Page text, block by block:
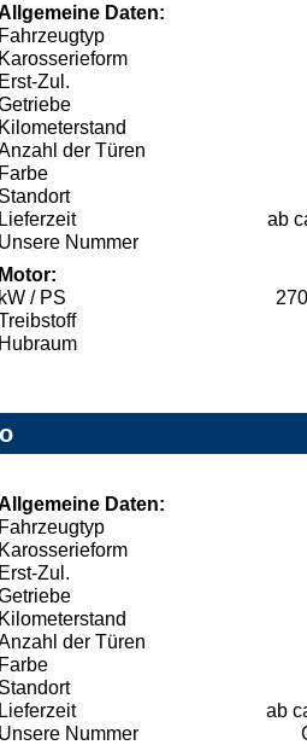
Daten:
Fahrzeugtyp
Karosserieform
Erst-Zul.
Kilometerstand
der Türen
Farbe
Standort
Lieferzeit
ab
Unsere Nummer
Motor:
kW / PS
Hubraum
Daten:
Fahrzeugtyp
Karosserieform
Erst-Zul.
Kilometerstand
der Türen
Farbe
Standort
Lieferzeit
ab
Unsere Nummer